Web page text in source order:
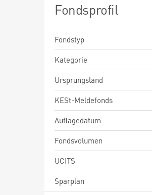
Fondsprofil
Fondstyp
Kategorie
Ursprungsland
KESt-Meldefonds
Auflagedatum
Fondsvolumen
UCITS
Sparplan